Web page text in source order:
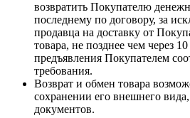
возвратить Покупателю
последнему по договору, за
продавца на доставку от
товара, не позднее чем через
предъявления Покупателем
требования.
Возврат и обмен товара
сохранении его внешнего
документов.